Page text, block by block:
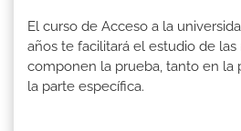
El curso de Acceso a la
años te facilitará el estudio de
componen la prueba, tanto en la
la parte específica.